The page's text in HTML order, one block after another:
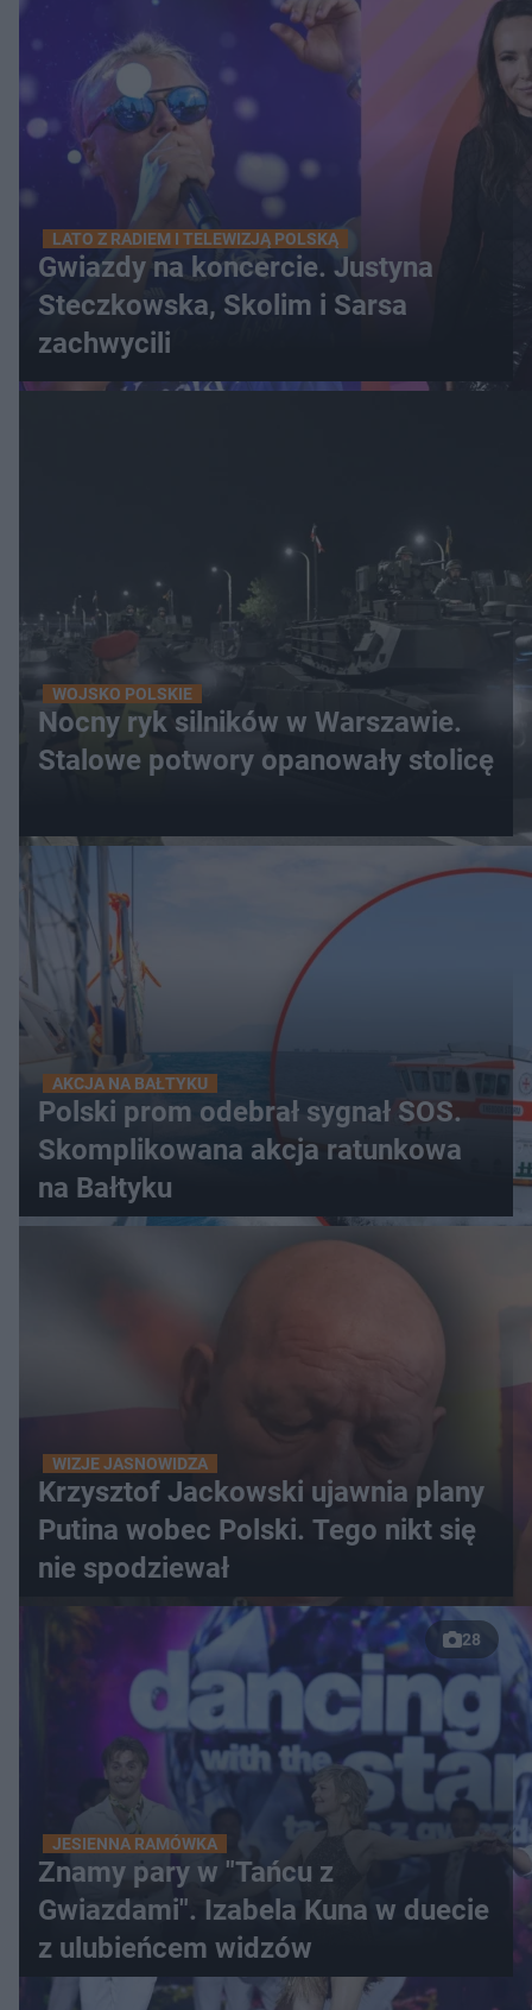
LATO Z RADIEM I TELEWIZJĄ POLSKĄ
Gwiazdy na koncercie. Justyna
Steczkowska, Skolim i Sarsa
zachwycili
WOJSKO POLSKIE
Nocny ryk silników w Warszawie.
Stalowe potwory opanowały stolicę
AKCJA NA BAŁTYKU
Polski prom odebrał sygnał SOS.
Skomplikowana akcja ratunkowa
na Bałtyku
WIZJE JASNOWIDZA
Krzysztof Jackowski ujawnia plany
Putina wobec Polski. Tego nikt się
nie spodziewał
28
JESIENNA RAMÓWKA
Znamy pary w "Tańcu z
Gwiazdami". Izabela Kuna w duecie
z ulubieńcem widzów